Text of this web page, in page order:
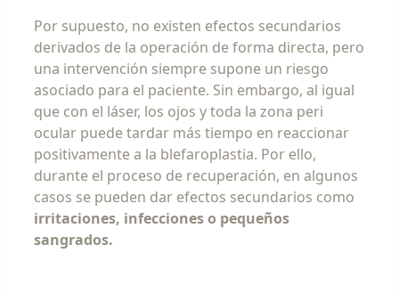
Por supuesto, no existen efectos secundarios
derivados de la operación de forma directa, pero
una intervención siempre supone un riesgo
asociado para el paciente. Sin embargo, al igual
que con el láser, los ojos y toda la zona peri
ocular puede tardar más tiempo en reaccionar
positivamente a la blefaroplastia. Por ello,
durante el proceso de recuperación, en algunos
casos se pueden dar efectos secundarios como
irritaciones, infecciones o pequeños
sangrados.